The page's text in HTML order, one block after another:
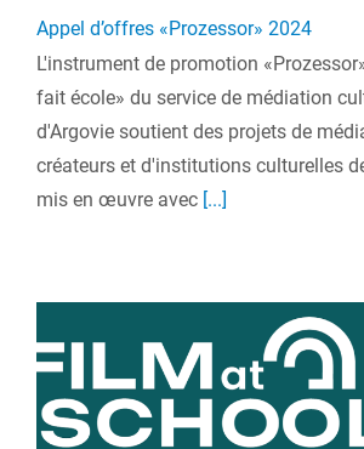
Appel d’offres «Prozessor» 2024
L'instrument de promotion
fait école» du service de médiation
d'Argovie soutient des projets de
créateurs et d'institutions culturelles
mis en œuvre avec [...]